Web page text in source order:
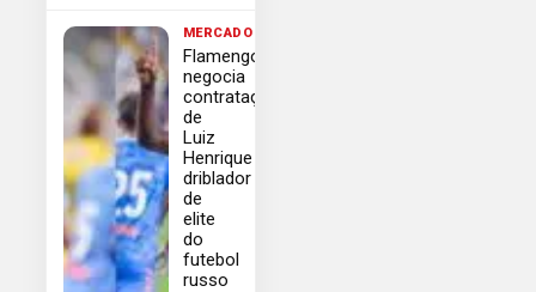
MERCADO
Flamengo
negocia
contratação
de
Luiz
Henrique
driblador
de
elite
do
futebol
russo